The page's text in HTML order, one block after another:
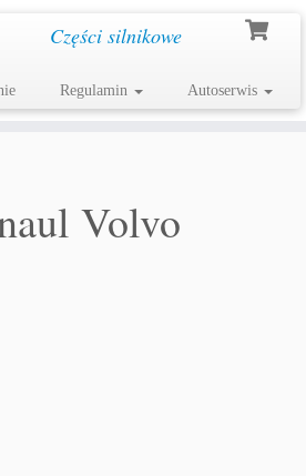
Części silnikowe
Regulamin Autoserwis
Volvo